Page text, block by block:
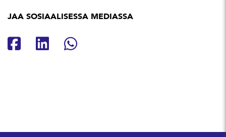
JAA SOSIAALISESSA MEDIASSA
Jaa Facebookissa
Jaa Linkedinissä
Jaa Whatsappissa